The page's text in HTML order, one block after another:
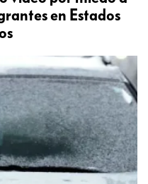
en Estados